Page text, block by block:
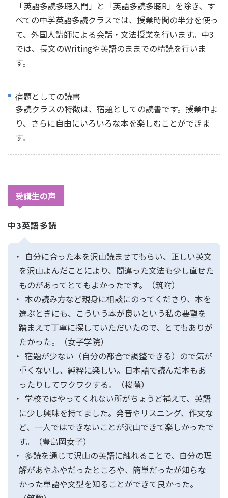
「英語多読多聴入門」と「英語多読多聴R」を除き、す
べての中学英語多読クラスでは、授業時間の半分を使っ
て、外国人講師による会話・文法授業を行います。中3
では、長文のWritingや英語のままでの精読を行いま
す。
宿題としての読書
多読クラスの特徴は、宿題としての読書です。授業中よ
り、さらに自由にいろいろな本を楽しむことができま
す。
受講生の声
中3英語多読
自分に合った本を沢山読ませてもらい、正しい英文
を沢山よんだことにより、間違った文法も少し直せた
ものがあってとてもよかったです。（筑附）
本の読み方など親身に相談にのってくださり、本を
選ぶときにも、こういう本が良いという私の要望を
踏まえて丁寧に探していただいたので、とてもありが
たかった。（女子学院）
宿題が少ない（自分の都合で調整できる）ので気が
重くないし、純粋に楽しい。日本語で読んだ本もあ
ったりしてワクワクする。（桜蔭）
学校ではやってくれない所がちょうど補えて、英語
に少し興味を持てました。発音やリスニング、作文な
ど、一人ではできないことが沢山できて楽しかったで
す。（豊島岡女子）
多読を通じて沢山の英語に触れることで、自分の理
解があやふやだったところや、簡単だったが知らな
かった単語や文型を知ることができて良かった。